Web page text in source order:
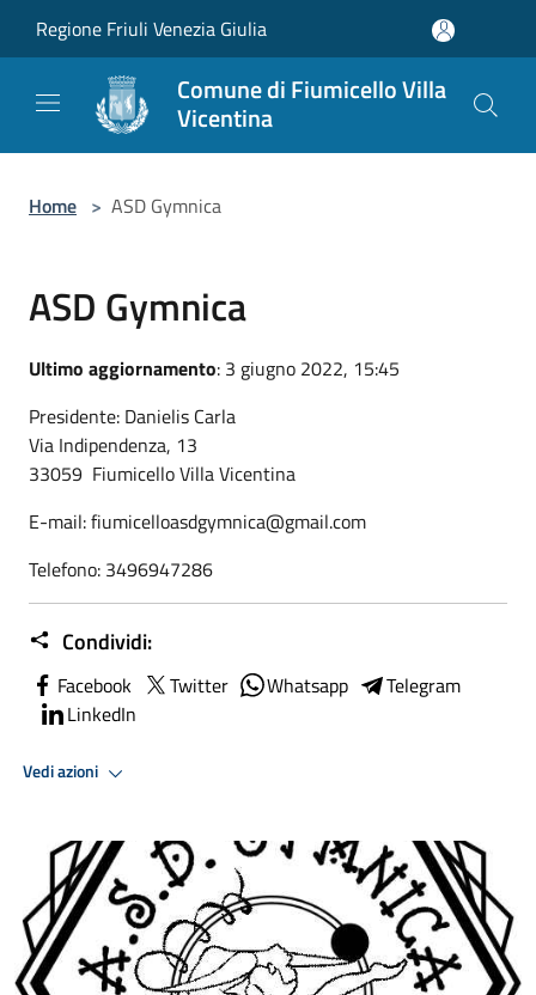
Regione Friuli Venezia Giulia
Comune di Fiumicello Villa
Vicentina
Home > ASD Gymnica
ASD Gymnica
Ultimo aggiornamento: 3 giugno 2022, 15:45
Presidente: Danielis Carla
Via Indipendenza, 13
33059 Fiumicello Villa Vicentina
E-mail: fiumicelloasdgymnica@gmail.com
Telefono: 3496947286
Condividi:
Facebook Twitter Whatsapp
Telegram
LinkedIn
Vedi azioni